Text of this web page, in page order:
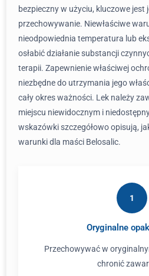
bezpieczny w użyciu, kluczowe jest
przechowywanie. Niewłaściwe
nieodpowiednia temperatura lub
osłabić działanie substancji
terapii. Zapewnienie właściwej
niezbędne do utrzymania jego
cały okres ważności. Lek należy
miejscu niewidocznym i
wskazówki szczegółowo opisują,
warunki dla maści Belosalic.
1
Oryginalne
Przechowywać w
chronić